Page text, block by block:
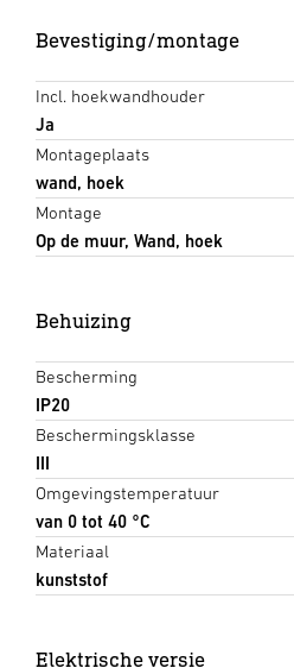
Bevestiging/montage
Incl. hoekwandhouder
Montageplaats
wand, hoek
Montage
Op de muur, Wand, hoek
Behuizing
Bescherming
IP20
Beschermingsklasse
Omgevingstemperatuur
van 0 tot 40 °C
Materiaal
kunststof
Elektrische versie